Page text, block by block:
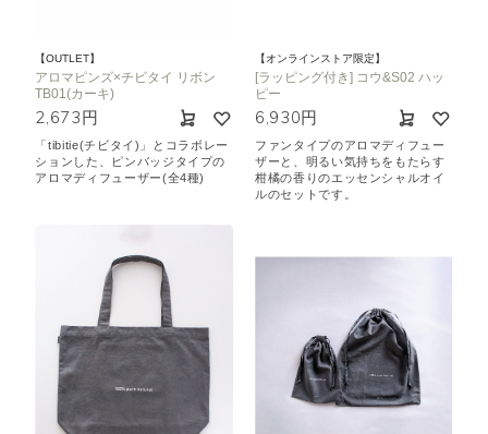
【OUTLET】
アロマピンズ×チビタイ リボン
TB01(カーキ)
2,673円
「tibitie(チビタイ)」とコラボレー
ションした、ピンバッジタイプの
アロマディフューザー(全4種)
【オンラインストア限定】
[ラッピング付き] コウ&S02 ハッ
ピー
6,930円
ファンタイプのアロマディフュー
ザーと、明るい気持ちをもたらす
柑橘の香りのエッセンシャルオイ
ルのセットです。